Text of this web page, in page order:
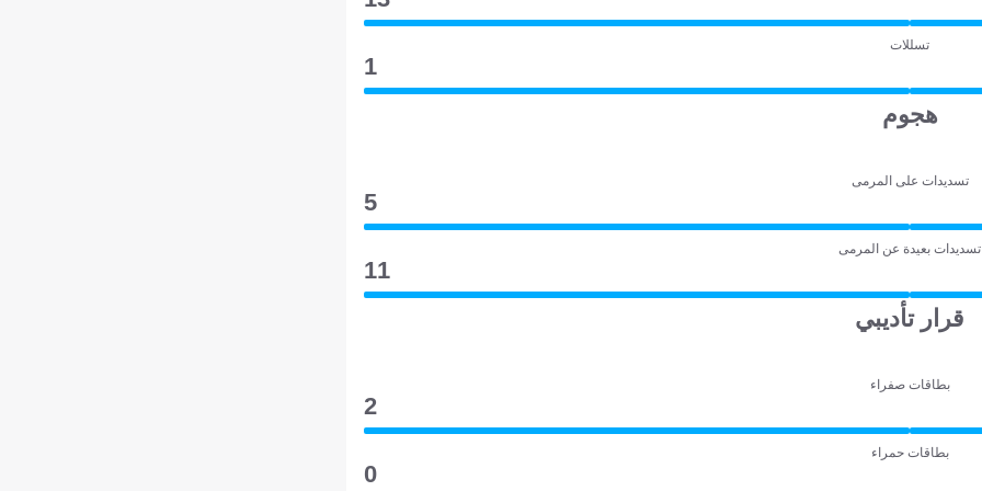
تسللات
1
هجوم
تسديدات على المرمى
5
تسديدات بعيدة عن المرمى
11
قرار تأديبي
بطاقات صفراء
2
بطاقات حمراء
0